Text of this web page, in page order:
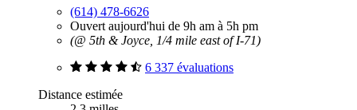
(614) 478-6626
Ouvert aujourd'hui de 9h am à 5h pm
(@ 5th & Joyce, 1/4 mile east of I-71)
6 337 évaluations
Distance estimée